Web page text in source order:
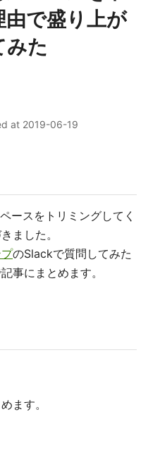
由で盛り上が
みた
at 2019-06-19
ースをトリミングしてく
ました。
のSlackで質問してみた
事にまとめます。
ます。